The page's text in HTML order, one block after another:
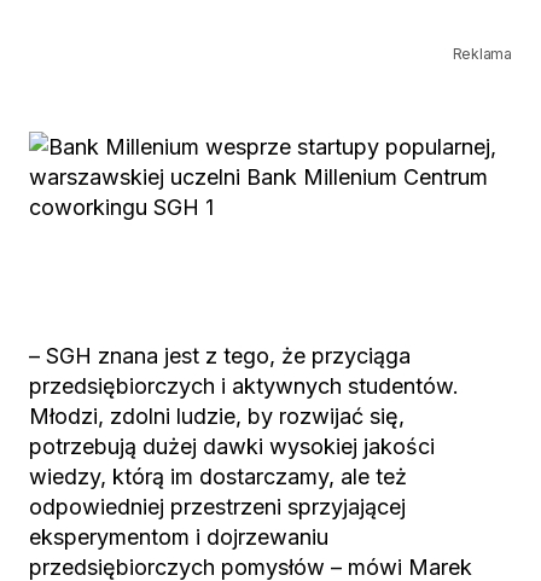
Reklama
– SGH znana jest z tego, że przyciąga
przedsiębiorczych i aktywnych studentów.
Młodzi, zdolni ludzie, by rozwijać się,
potrzebują dużej dawki wysokiej jakości
wiedzy, którą im dostarczamy, ale też
odpowiedniej przestrzeni sprzyjającej
eksperymentom i dojrzewaniu
przedsiębiorczych pomysłów – mówi Marek